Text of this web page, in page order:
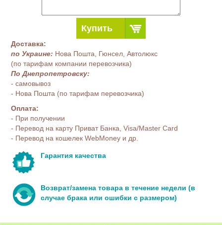
Купить
Доставка:
по Украине: Нова Пошта, Гюнсел, Автолюкс
(по тарифам компании перевозчика)
По Днепропетровску:
- самовывоз
- Нова Пошта (по тарифам перевозчика)
Оплата:
- При получении
- Перевод на карту Приват Банка, Visa/Master Card
- Перевод на кошелек WebMoney и др.
Гарантия качества
Возврат/замена товара в течение недели (в
случае брака или ошибки с размером)